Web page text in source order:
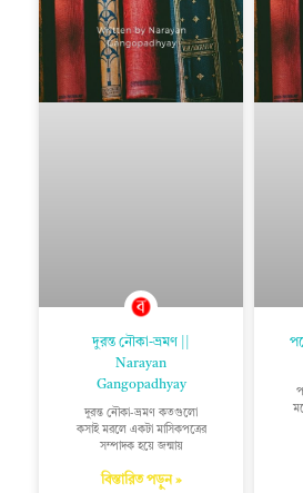
দুরন্ত নৌকা-ভ্রমণ ||
Narayan
Gangopadhyay
দুরন্ত নৌকা-ভ্রমণ কতগুলো
কসাই মরলে একটা মাসিকপত্রের
সম্পাদক হয়ে জন্মায়
বিস্তারিত পড়ুন »